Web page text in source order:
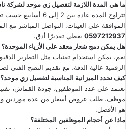
ما هي المدة اللازمة لتفصيل زي موحد لشركة
تتراوح المدة عادة
الموافقة على العينات. التواصل المباشر مع
0597212937 يعطي تقديرًا أدق.
هل يمكن دمج شعار معقد على الأزياء الموحدة؟
نعم، يمكن استخدام تقنيات مثل التطريز
الرقمية عالية الدقة، مع تقديم النصح الفني
كيف نحدد الميزانية المناسبة لتفصيل زي موحد؟
تعتمد على عدد الموظفين، جودة القماش،
موظف. طلب عروض أسعار من عدة موردين
هو الأفضل.
ماذا عن أحجام الموظفين المختلفة؟